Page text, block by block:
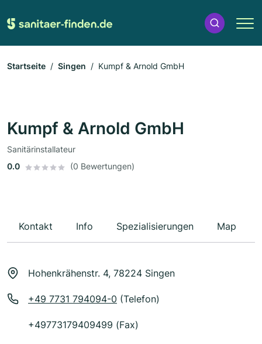
Startseite Singen Kumpf & Arnold GmbH
Kumpf & Arnold GmbH
Sanitärinstallateur
0.0
(0 Bewertungen)
Kontakt Info Spezialisierungen Map
Hohenkrähenstr. 4, 78224 Singen
+49 7731 794094-0 (Telefon)
+49773179409499 (Fax)